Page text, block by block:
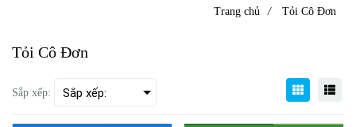
Trang chủ / Tỏi Cô Đơn
Tỏi Cô Đơn
Sắp xếp: